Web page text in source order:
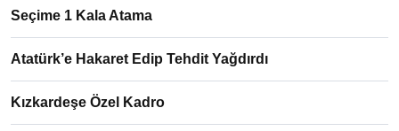
Seçime 1 Kala Atama
Atatürk’e Hakaret Edip Tehdit Yağdırdı
Kızkardeşe Özel Kadro